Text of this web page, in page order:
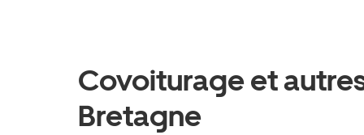
Covoiturage et
Bretagne